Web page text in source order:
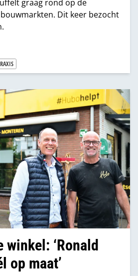
graag rond op de
Dit keer bezocht
winkel: ‘Ronald
op maat’